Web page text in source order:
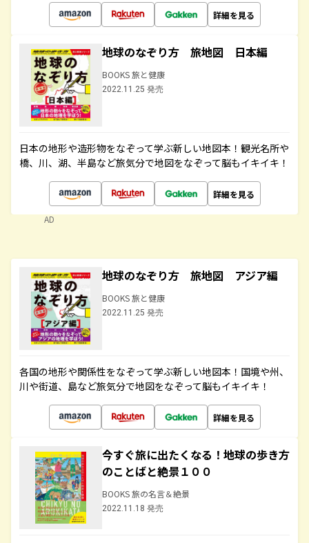
詳細を見る
地球のなぞり方 旅地図 日本編
BOOKS 旅と健康
2022.11.25 発売
日本の地形や造形物をなぞって学ぶ新しい地図本！観光名所や
橋、川、湖、半島など旅気分で地図をなぞって脳もイキイキ！
詳細を見る
AD
地球のなぞり方 旅地図 アジア編
BOOKS 旅と健康
2022.11.25 発売
各国の地形や関係性をなぞって学ぶ新しい地図本！国境や州、
川や街道、島など旅気分で地図をなぞって脳もイキイキ！
詳細を見る
今すぐ旅に出たくなる！地球の歩き方
のことばと絶景１００
BOOKS 旅の名言＆絶景
2022.11.18 発売